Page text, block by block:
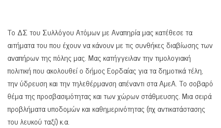
Το ΔΣ του Συλλόγου Ατόμων με Αναπηρία μας κατέθεσε τα
αιτήματα του που έχουν να κάνουν με τις συνθήκες διαβίωσης των
αναπήρων της πόλης μας. Μας κατήγγειλαν την τιμολογιακή
πολιτική που ακολουθεί ο δήμος Εορδαίας για τα δημοτικά τέλη,
την ύδρευση και την τηλεθέρμανση απέναντι στα ΑμεΑ. Το σοβαρό
θέμα της προσβασιμότητας και των χώρων στάθμευσης. Μια σειρά
προβλήματα υποδομών και καθημερινότητας (πχ αντικατάστασης
του λευκού ταξί) κ.α.